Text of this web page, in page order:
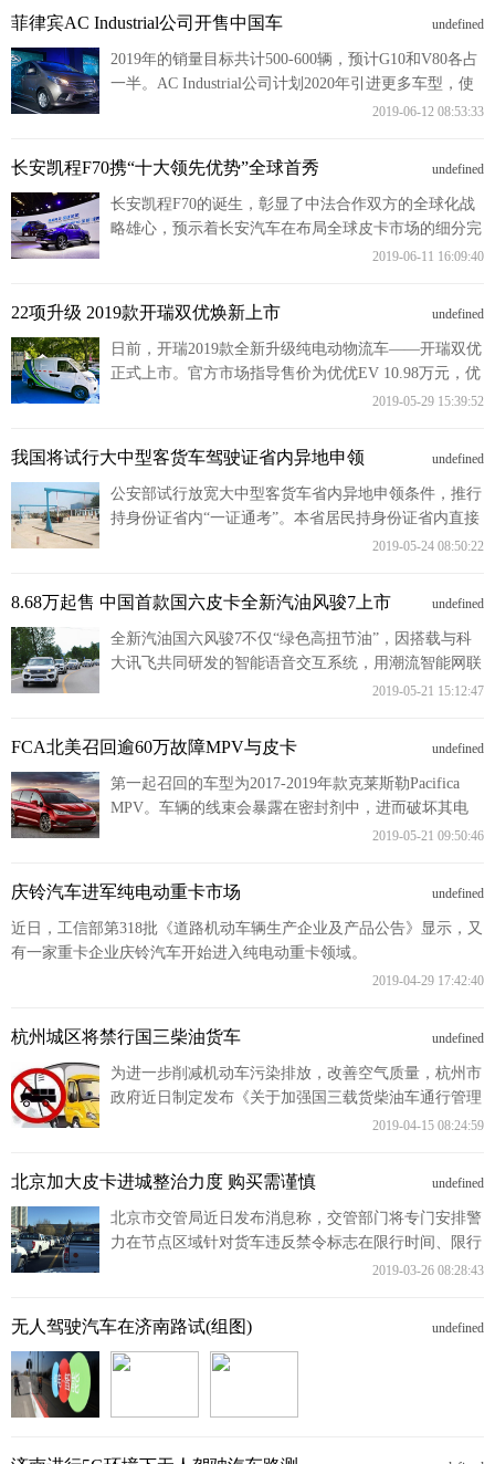
菲律宾AC Industrial公司开售中国车
2019年的销量目标共计500-600辆，预计G10和V80各占
一半。AC Industrial公司计划2020年引进更多车型，使
销量增至2-3倍。计划年内在马尼拉开设两家经销店，
undefined
2019-06-12 08:53:33
长安凯程F70携“十大领先优势”全球首秀
长安凯程F70的诞生，彰显了中法合作双方的全球化战
略雄心，预示着长安汽车在布局全球皮卡市场的细分完
善，在加速长安汽车国际化战略进程的同时，对长安凯
义。
undefined
2019-06-11 16:09:40
22项升级 2019款开瑞双优焕新上市
日前，开瑞2019款全新升级纯电动物流车——开瑞双优
正式上市。官方市场指导售价为优优EV 10.98万元，优
劲EV11.08万元；去掉补贴后售价均为8.98万元。
undefined
2019-05-29 15:39:52
我国将试行大中型客货车驾驶证省内异地申领
公安部试行放宽大中型客货车省内异地申领条件，推行
持身份证省内“一证通考”。本省居民持身份证省内直接
申领，外省居民持居住证省内直接申领。
undefined
2019-05-24 08:50:22
8.68万起售 中国首款国六皮卡全新汽油风骏7上市
全新汽油国六风骏7不仅“绿色高扭节油”，因搭载与科
大讯飞共同研发的智能语音交互系统，用潮流智能网联
科技，令使用体验完全不同，也称“新一代互联网皮
undefined
2019-05-21 15:12:47
FCA北美召回逾60万故障MPV与皮卡
第一起召回的车型为2017-2019年款克莱斯勒Pacifica
MPV。车辆的线束会暴露在密封剂中，进而破坏其电
路，导致车辆熄火或动力转向控制失灵。FCA目前尚未
undefined
2019-05-21 09:50:46
庆铃汽车进军纯电动重卡市场
近日，工信部第318批《道路机动车辆生产企业及产品公告》显示，又
有一家重卡企业庆铃汽车开始进入纯电动重卡领域。
undefined
2019-04-29 17:42:40
杭州城区将禁行国三柴油货车
为进一步削减机动车污染排放，改善空气质量，杭州市
政府近日制定发布《关于加强国三载货柴油车通行管理
的通告》，绕城高速公路范围内将全面禁止国三及未达
undefined
2019-04-15 08:24:59
北京加大皮卡进城整治力度 购买需谨慎
北京市交管局近日发布消息称，交管部门将专门安排警
力在节点区域针对货车违反禁令标志在限行时间、限行
区域违法行驶，以及闯红灯、涉牌、非法改装等严重违
undefined
2019-03-26 08:28:43
无人驾驶汽车在济南路试(组图) undefined